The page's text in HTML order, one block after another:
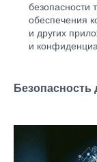
безопасности
обеспечения
и других
и
Безопасность